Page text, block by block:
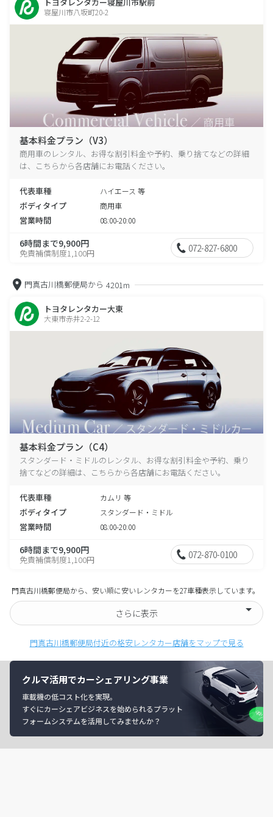
寝屋川市八坂町20-2
基本料金プラン（V3）
商用車のレンタル、お得な割引料金や予約、乗り捨てなどの詳細
は、こちらから各店舗にお電話ください。
代表車種 ハイエース 等
ボディタイプ 商用車
営業時間 08:00-20:00
6時間まで9,900円
免責補償制度1,100円 072-827-6800
門真古川橋郵便局から 4201m
トヨタレンタカー大東
大東市赤井2-2-12
基本料金プラン（C4）
スタンダード・ミドルのレンタル、お得な割引料金や予約、乗り
捨てなどの詳細は、こちらから各店舗にお電話ください。
代表車種 カムリ 等
ボディタイプ スタンダード・ミドル
営業時間 08:00-20:00
6時間まで9,900円
免責補償制度1,100円 072-870-0100
門真古川橋郵便局から、安い順に安いレンタカーを27車種表示しています。
さらに表示
門真古川橋郵便局付近の格安レンタカー店舗をマップで見る
クルマ活用でカーシェアリング事業
車載機の低コスト化を実現。
すぐにカーシェアビジネスを始められるプラット
フォームシステムを活用してみませんか？